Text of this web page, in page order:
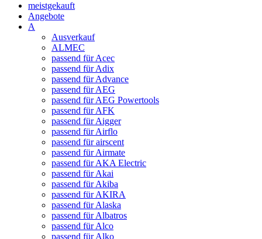
meistgekauft
Angebote
A
Ausverkauf
ALMEC
passend für Acec
passend für Adix
passend für Advance
passend für AEG
passend für AEG Powertools
passend für AFK
passend für Aigger
passend für Airflo
passend für airscent
passend für Airmate
passend für AKA Electric
passend für Akai
passend für Akiba
passend für AKIRA
passend für Alaska
passend für Albatros
passend für Alco
passend für Alko